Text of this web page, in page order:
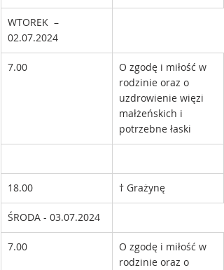
WTOREK  –
02.07.2024
7.00
O zgodę i miłość w
rodzinie oraz o
uzdrowienie więzi
małżeńskich i
potrzebne łaski
18.00 † Grażynę
ŚRODA - 03.07.2024
7.00
O zgodę i miłość w
rodzinie oraz o